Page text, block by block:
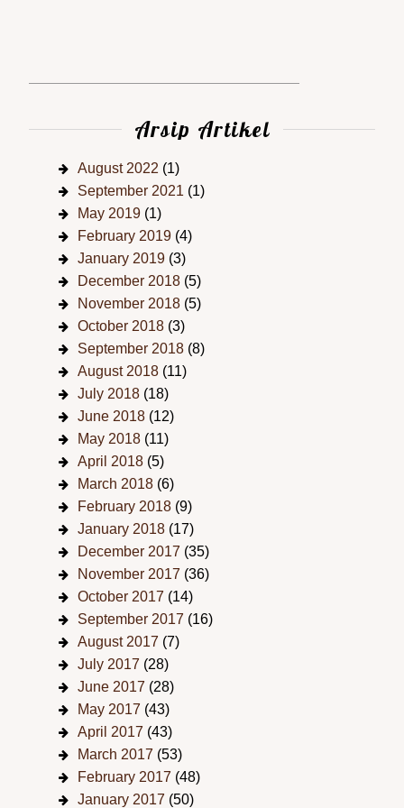
Arsip Artikel
August 2022 (1)
September 2021 (1)
May 2019 (1)
February 2019 (4)
January 2019 (3)
December 2018 (5)
November 2018 (5)
October 2018 (3)
September 2018 (8)
August 2018 (11)
July 2018 (18)
June 2018 (12)
May 2018 (11)
April 2018 (5)
March 2018 (6)
February 2018 (9)
January 2018 (17)
December 2017 (35)
November 2017 (36)
October 2017 (14)
September 2017 (16)
August 2017 (7)
July 2017 (28)
June 2017 (28)
May 2017 (43)
April 2017 (43)
March 2017 (53)
February 2017 (48)
January 2017 (50)